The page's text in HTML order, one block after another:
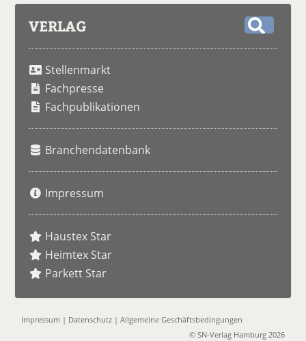
VERLAG
Stellenmarkt
Fachpresse
Fachpublikationen
Branchendatenbank
Impressum
Haustex Star
Heimtex Star
Parkett Star
Impressum | Datenschutz |Allgemeine Geschäftsbedingungen
© SN-Verlag Hamburg 2026